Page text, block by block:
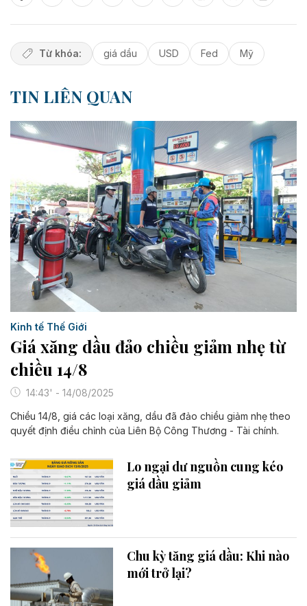
Từ khóa: giá dầu USD Fed Mỹ
TIN LIÊN QUAN
Kinh tế Thế Giới
Giá xăng dầu đảo chiều giảm nhẹ từ
chiều 14/8
14:43' - 14/08/2025
Chiều 14/8, giá các loại xăng, dầu đã đảo chiều giảm nhẹ theo
quyết định điều chỉnh của Liên Bộ Công Thương - Tài chính.
Lo ngại dư nguồn cung kéo
giá dầu giảm
Chu kỳ tăng giá dầu: Khi nào
mới trở lại?